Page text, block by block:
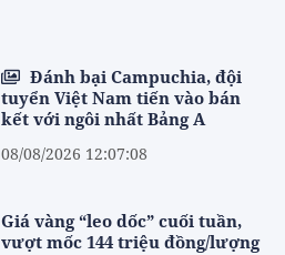
Đánh bại Campuchia, đội
tuyển Việt Nam tiến vào bán
kết với ngôi nhất Bảng A
08/08/2026 12:07:08
Giá vàng “leo dốc” cuối tuần,
vượt mốc 144 triệu đồng/lượng